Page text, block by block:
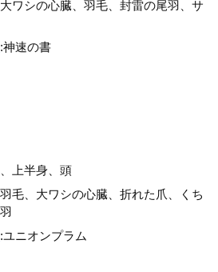
大ワシの心臓、羽毛、封雷の尾羽、サ
:神速の書
上半身、頭
羽毛、大ワシの心臓、折れた爪、くち
:ユニオンプラム